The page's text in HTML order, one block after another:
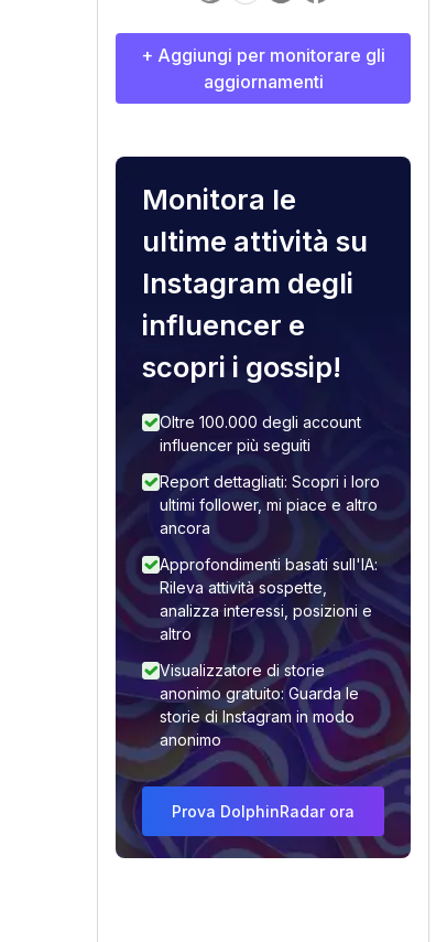
+ Aggiungi per monitorare gli
aggiornamenti
Monitora le
ultime attività su
Instagram degli
influencer e
scopri i gossip!
Oltre 100.000 degli account
influencer più seguiti
Report dettagliati: Scopri i loro
ultimi follower, mi piace e altro
ancora
Approfondimenti basati sull'IA:
Rileva attività sospette,
analizza interessi, posizioni e
altro
Visualizzatore di storie
anonimo gratuito: Guarda le
storie di Instagram in modo
anonimo
Prova DolphinRadar ora